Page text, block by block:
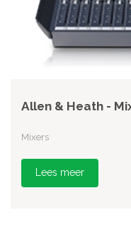
Allen & Heath -
Mixers
Lees meer